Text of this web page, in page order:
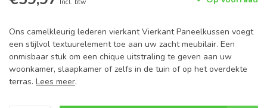
Incl. btw
Ons camelkleurig lederen vierkant Vierkant Paneelkussen voegt
een stijlvol textuurelement toe aan uw zacht meubilair. Een
onmisbaar stuk om een chique uitstraling te geven aan uw
woonkamer, slaapkamer of zelfs in de tuin of op het overdekte
terras. Lees meer.